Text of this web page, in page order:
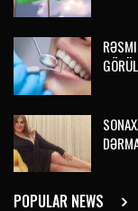
POPULAR NEWS